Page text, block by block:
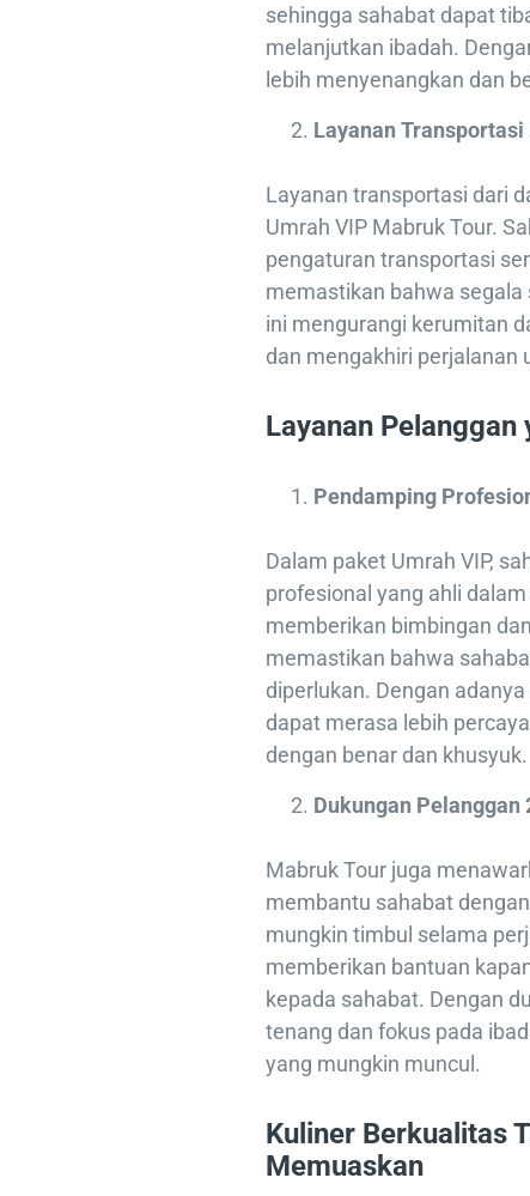
sehingga sahabat dapat
melanjutkan ibadah.
lebih menyenangkan dan
Layanan Transportasi
Layanan transportasi dari
Umrah VIP Mabruk Tour.
pengaturan transportasi
memastikan bahwa segala
ini mengurangi kerumitan
dan mengakhiri perjalanan
Layanan Pelanggan
Pendamping
Dalam paket Umrah VIP,
profesional yang ahli
memberikan bimbingan
memastikan bahwa
diperlukan. Dengan
dapat merasa lebih
dengan benar dan khusyuk.
Dukungan Pelanggan
Mabruk Tour juga
membantu sahabat
mungkin timbul selama
memberikan bantuan
kepada sahabat. Dengan
tenang dan fokus pada
yang mungkin muncul.
Kuliner Berkualitas
Memuaskan